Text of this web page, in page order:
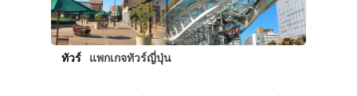
ทัวร์ แพกเกจทัวร์ญี่ปุ่น